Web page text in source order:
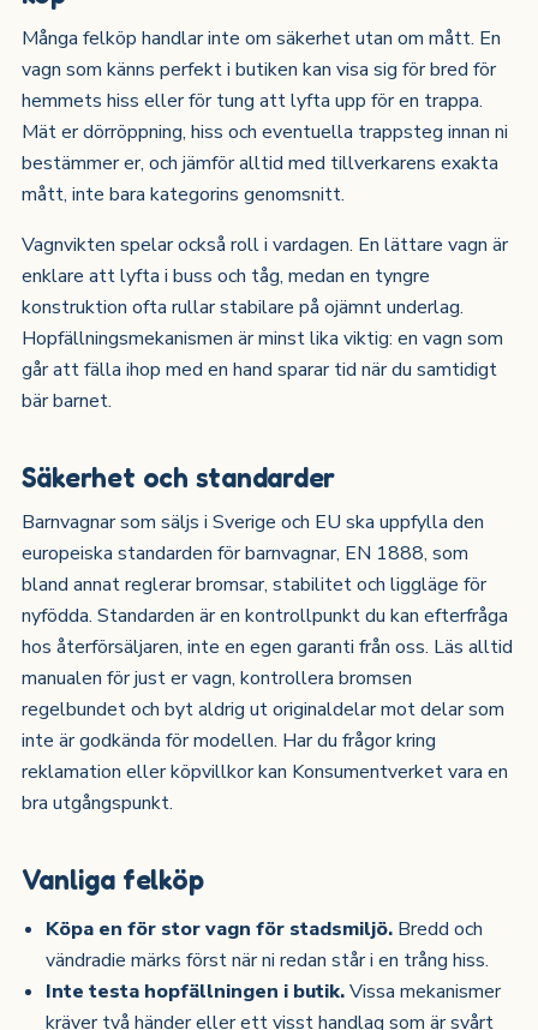
Många felköp handlar inte om säkerhet utan om mått. En
vagn som känns perfekt i butiken kan visa sig för bred för
hemmets hiss eller för tung att lyfta upp för en trappa.
Mät er dörröppning, hiss och eventuella trappsteg innan ni
bestämmer er, och jämför alltid med tillverkarens exakta
mått, inte bara kategorins genomsnitt.
Vagnvikten spelar också roll i vardagen. En lättare vagn är
enklare att lyfta i buss och tåg, medan en tyngre
konstruktion ofta rullar stabilare på ojämnt underlag.
Hopfällningsmekanismen är minst lika viktig: en vagn som
går att fälla ihop med en hand sparar tid när du samtidigt
bär barnet.
Säkerhet och standarder
Barnvagnar som säljs i Sverige och EU ska uppfylla den
europeiska standarden för barnvagnar, EN 1888, som
bland annat reglerar bromsar, stabilitet och liggläge för
nyfödda. Standarden är en kontrollpunkt du kan efterfråga
hos återförsäljaren, inte en egen garanti från oss. Läs alltid
manualen för just er vagn, kontrollera bromsen
regelbundet och byt aldrig ut originaldelar mot delar som
inte är godkända för modellen. Har du frågor kring
reklamation eller köpvillkor kan Konsumentverket vara en
bra utgångspunkt.
Vanliga felköp
Köpa en för stor vagn för stadsmiljö. Bredd och
vändradie märks först när ni redan står i en trång hiss.
Inte testa hopfällningen i butik.Vissa mekanismer
kräver två händer eller ett visst handlag som är svårt